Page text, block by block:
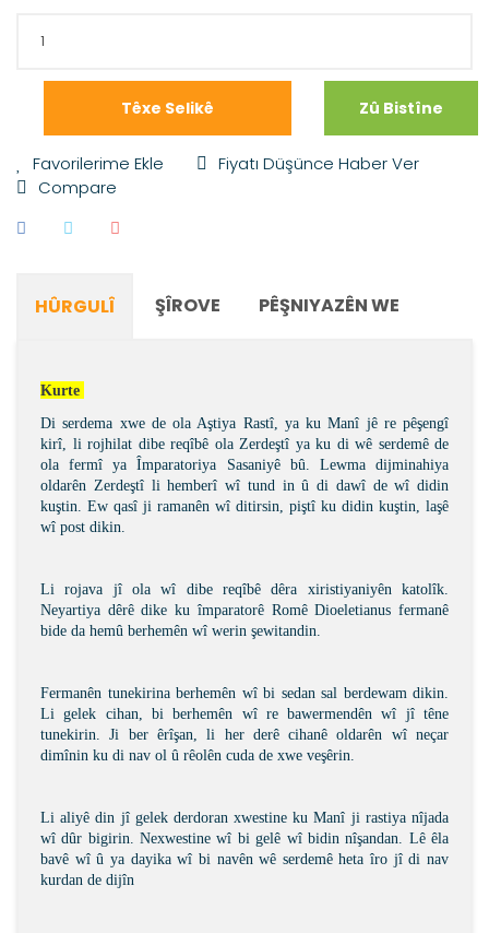
Têxe Selikê Zû Bistîne
Fiyatı Düşünce Haber Ver
Compare
HÛRGULÎ ŞÎROVE PÊŞNIYAZÊN WE
Kurte
Di serdema xwe de ola Aştiya Rastî, ya ku Manî jê re pêşengî
kirî, li rojhilat dibe reqîbê ola Zerdeştî ya ku di wê serdemê de
ola fermî ya Împaratoriya Sasaniyê bû. Lewma dijminahiya
oldarên Zerdeştî li hemberî wî tund in û di dawî de wî didin
kuştin. Ew qasî ji ramanên wî ditirsin, piştî ku didin kuştin, laşê
wî post dikin.
Li rojava jî ola wî dibe reqîbê dêra xiristiyaniyên katolîk.
Neyartiya dêrê dike ku împaratorê Romê Dioeletianus fermanê
bide da hemû berhemên wî werin şewitandin.
Fermanên tunekirina berhemên wî bi sedan sal berdewam dikin.
Li gelek cihan, bi berhemên wî re bawermendên wî jî têne
tunekirin. Ji ber êrîşan, li her derê cihanê oldarên wî neçar
dimînin ku di nav ol û rêolên cuda de xwe veşêrin.
Li aliyê din jî gelek derdoran xwestine ku Manî ji rastiya nîjada
wî dûr bigirin. Nexwestine wî bi gelê wî bidin nîşandan. Lê êla
bavê wî û ya dayika wî bi navên wê serdemê heta îro jî di nav
kurdan de dijîn